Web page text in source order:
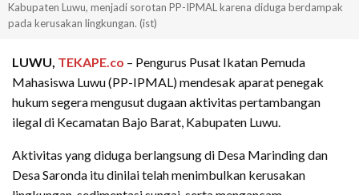
Kabupaten Luwu, menjadi sorotan PP-IPMAL karena diduga berdampak
pada kerusakan lingkungan. (ist)
LUWU, TEKAPE.co – Pengurus Pusat Ikatan Pemuda
Mahasiswa Luwu (PP-IPMAL) mendesak aparat penegak
hukum segera mengusut dugaan aktivitas pertambangan
ilegal di Kecamatan Bajo Barat, Kabupaten Luwu.
Aktivitas yang diduga berlangsung di Desa Marinding dan
Desa Saronda itu dinilai telah menimbulkan kerusakan